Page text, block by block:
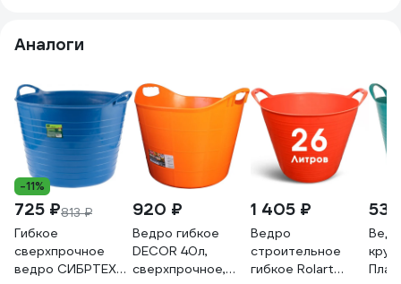
Аналоги
-11%
725 ₽813 ₽
Гибкое
сверхпрочное
ведро СИБРТЕХ
920 ₽
Ведро гибкое
DECOR 40л,
сверхпрочное,
1 405 ₽
Ведро
строительное
гибкое Rolart
531